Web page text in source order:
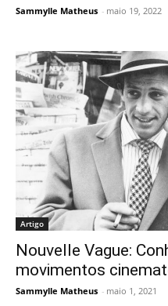
Sammylle Matheus - maio 19, 2022
Artigo
Nouvelle Vague:
movimentos
Sammylle Matheus - maio 1, 2021